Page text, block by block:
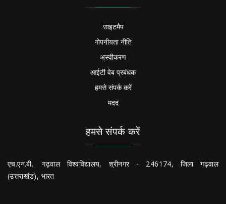
साइटमैप
गोपनीयता नीति
अस्वीकरण
आईटी वेब प्रबंधक
हमसे संपर्क करें
मदद
हमसे संपर्क करें
एच.एन.बी.. गढ़वाल विश्वविद्यालय, श्रीनगर - 246174, जिला गढ़वाल
(उत्तराखंड), भारत